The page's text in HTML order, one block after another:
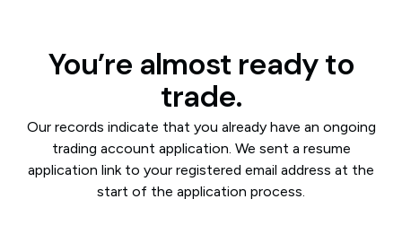
You’re almost ready to
trade.
Our records indicate that you already have an ongoing
trading account application. We sent a resume
application link to your registered email address at the
start of the application process.